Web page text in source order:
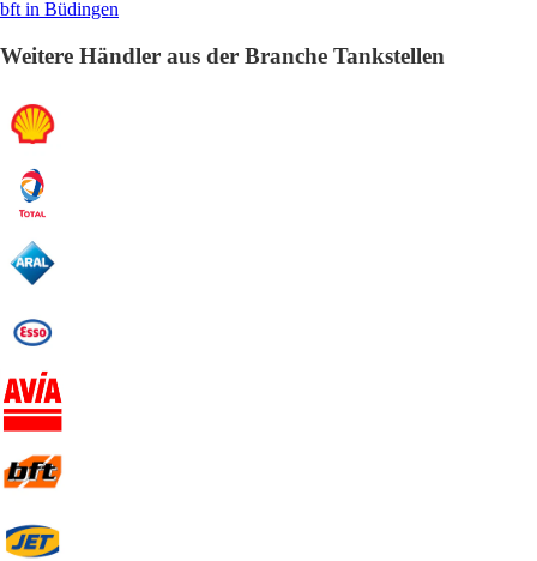
bft in Büdingen
Weitere Händler aus der Branche Tankstellen